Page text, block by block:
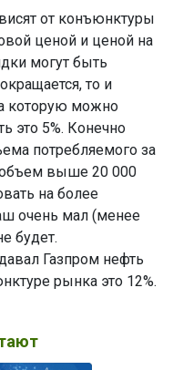
от конъюнктуры
ценой и ценой на
могут быть
то и
которую можно
это 5%. Конечно
потребляемого за
объем выше 20 000
на более
очень мал (менее
будет.
Газпром нефть
рынка это 12%.